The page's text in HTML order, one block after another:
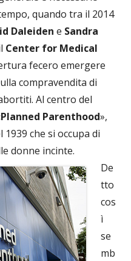
quando tra il 2014
Daleiden e Sandra
Center for Medical
fecero emergere
compravendita di
Al centro del
Planned Parenthood»,
che si occupa di
donne incinte.
De
tto
cos
ì
se
mb